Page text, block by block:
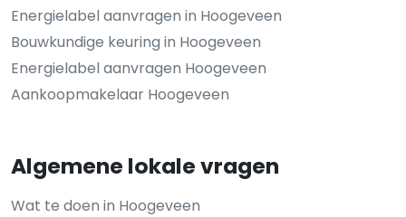
Energielabel aanvragen in Hoogeveen
Bouwkundige keuring in Hoogeveen
Energielabel aanvragen Hoogeveen
Aankoopmakelaar Hoogeveen
Algemene lokale vragen
Wat te doen in Hoogeveen